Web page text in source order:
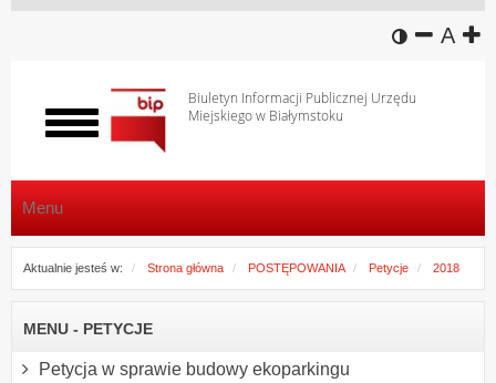
wersja
A
Biuletyn Informacji Publicznej Urzędu
Miejskiego w Białymstoku
Włącz
menu
Menu
Aktualnie jesteś w: Strona główna POSTĘPOWANIA Petycje 2018
MENU - PETYCJE
Petycja w sprawie budowy ekoparkingu